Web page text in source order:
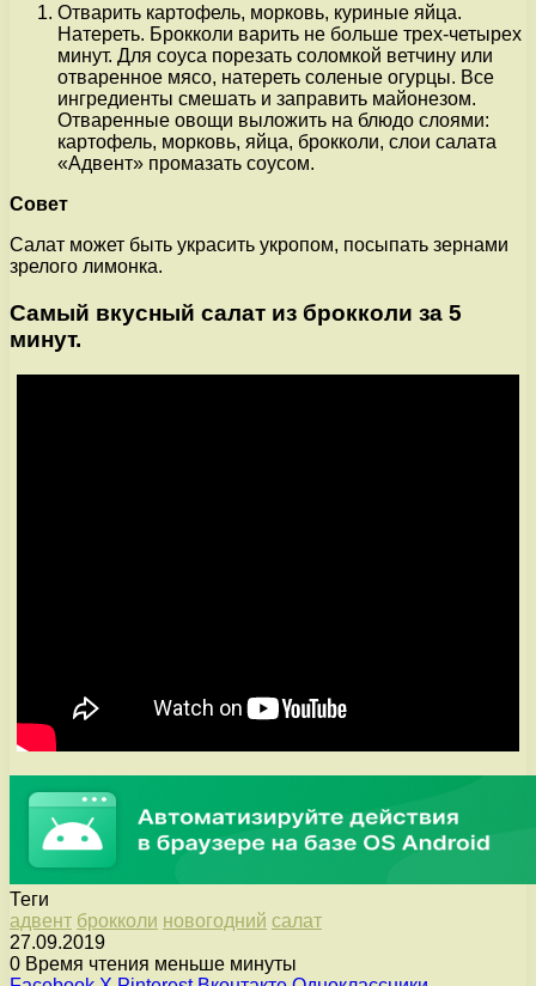
Отварить картофель, морковь, куриные яйца.
Натереть. Брокколи варить не больше трех-четырех
минут. Для соуса порезать соломкой ветчину или
отваренное мясо, натереть соленые огурцы. Все
ингредиенты смешать и заправить майонезом.
Отваренные овощи выложить на блюдо слоями:
картофель, морковь, яйца, брокколи, слои салата
«Адвент» промазать соусом.
Совет
Салат может быть украсить укропом, посыпать зернами
зрелого лимонка.
Самый вкусный салат из брокколи за 5
минут.
Теги
адвент брокколи новогодний салат
27.09.2019
0 Время чтения меньше минуты